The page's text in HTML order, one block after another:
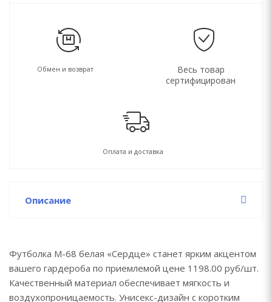
Обмен и возврат
Весь товар
сертифицирован
Оплата и доставка
Описание
Футболка M-68 белая «Сердце» станет ярким акцентом
вашего гардероба по приемлемой цене 1198.00 руб/шт.
Качественный материал обеспечивает мягкость и
воздухопроницаемость. Унисекс-дизайн с коротким